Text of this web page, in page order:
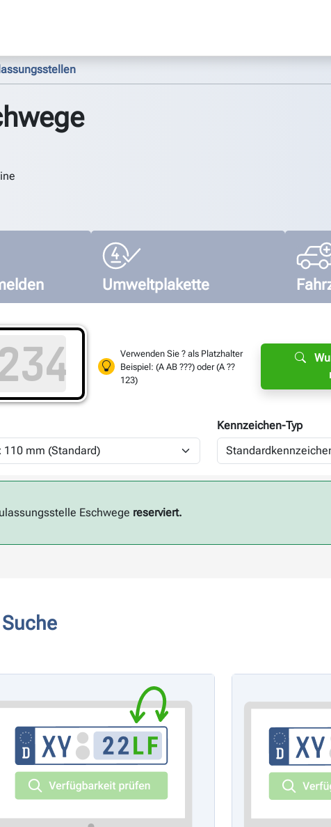
Umweltplakette
Verwenden Sie ? als Platzhalter
Beispiel: (A AB ???) oder (A ??
123)
Kennzeichen-Typ
Eschwege reserviert.